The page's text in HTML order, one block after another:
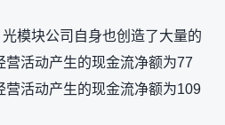
模块公司自身也创造了大量的
活动产生的现金流净额为77
营活动产生的现金流净额为109